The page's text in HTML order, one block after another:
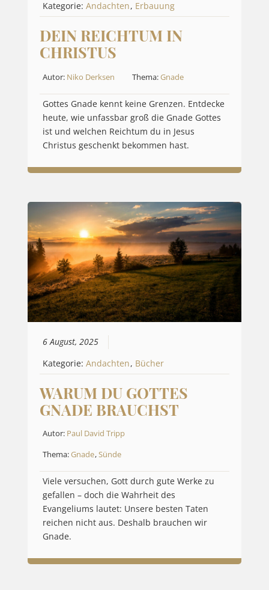
Kategorie:Andachten, Erbauung
DEIN REICHTUM IN
CHRISTUS
Autor: Niko Derksen Thema:Gnade
Gottes Gnade kennt keine Grenzen. Entdecke
heute, wie unfassbar groß die Gnade Gottes
ist und welchen Reichtum du in Jesus
Christus geschenkt bekommen hast.
6 August, 2025
Kategorie:Andachten, Bücher
WARUM DU GOTTES
GNADE BRAUCHST
Autor: Paul David Tripp
Thema:Gnade,Sünde
Viele versuchen, Gott durch gute Werke zu
gefallen – doch die Wahrheit des
Evangeliums lautet: Unsere besten Taten
reichen nicht aus. Deshalb brauchen wir
Gnade.